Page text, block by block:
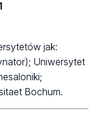
jak:
Uniwersytet
Bochum.